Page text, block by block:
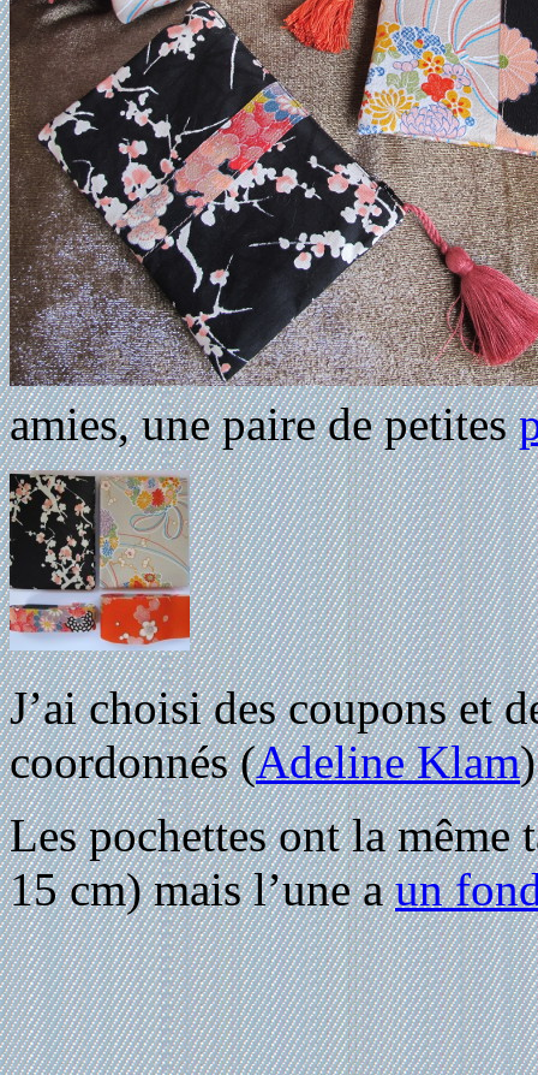
amies, une paire de petites
J’ai choisi des coupons et
coordonnés (Adeline Klam
Les pochettes ont la
15 cm) mais l’une aun